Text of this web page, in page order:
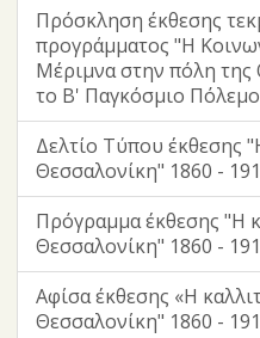
Πρόσκληση έκθεσης
προγράμματος "Η
Μέριμνα στην πόλη της
το Β' Παγκόσμιο
Δελτίο Τύπου έκθεσης
Θεσσαλονίκη" 1860 -
Πρόγραμμα έκθεσης "Η
Θεσσαλονίκη" 1860 -
Αφίσα έκθεσης «Η
Θεσσαλονίκη" 1860 -